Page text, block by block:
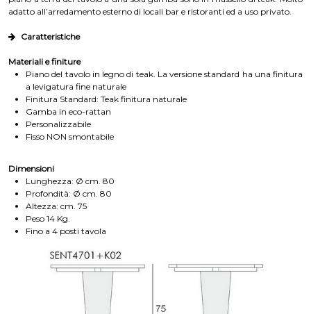
adatto all’arredamento esterno di locali bar e ristoranti ed a uso privato.
Caratteristiche
Materiali e finiture
Piano del tavolo in legno di teak. La versione standard ha una finitura
a levigatura fine naturale
Finitura Standard: Teak finitura naturale
Gamba in eco-rattan
Personalizzabile
Fisso NON smontabile
Dimensioni
Lunghezza: Ø cm. 80
Profondità: Ø cm. 80
Altezza: cm. 75
Peso 14 Kg.
Fino a 4 posti tavola